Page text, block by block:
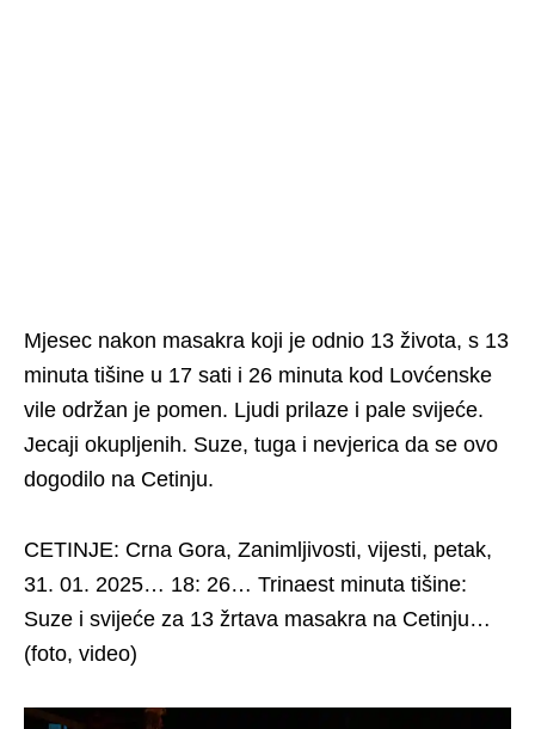
Mjesec nakon masakra koji je odnio 13 života, s 13
minuta tišine u 17 sati i 26 minuta kod Lovćenske
vile održan je pomen. Ljudi prilaze i pale svijeće.
Jecaji okupljenih. Suze, tuga i nevjerica da se ovo
dogodilo na Cetinju.
CETINJE: Crna Gora, Zanimljivosti, vijesti, petak,
31. 01. 2025… 18: 26… Trinaest minuta tišine:
Suze i svijeće za 13 žrtava masakra na Cetinju…
(foto, video)